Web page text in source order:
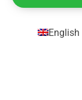
English